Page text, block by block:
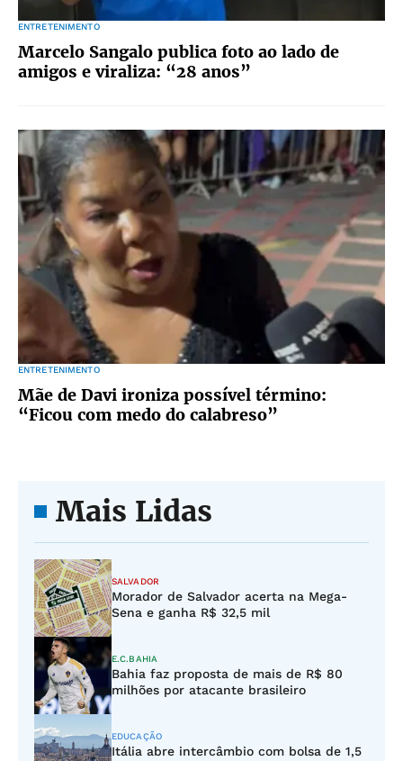
ENTRETENIMENTO
Marcelo Sangalo publica foto ao lado de
amigos e viraliza: “28 anos”
ENTRETENIMENTO
Mãe de Davi ironiza possível término:
“Ficou com medo do calabreso”
Mais Lidas
SALVADOR
Morador de Salvador acerta na Mega-
Sena e ganha R$ 32,5 mil
E.C.BAHIA
Bahia faz proposta de mais de R$ 80
milhões por atacante brasileiro
EDUCAÇÃO
Itália abre intercâmbio com bolsa de 1,5